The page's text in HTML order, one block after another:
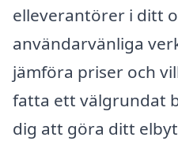
elleverantörer i ditt
användarvänliga
jämföra priser och
fatta ett välgrundat
dig att göra ditt